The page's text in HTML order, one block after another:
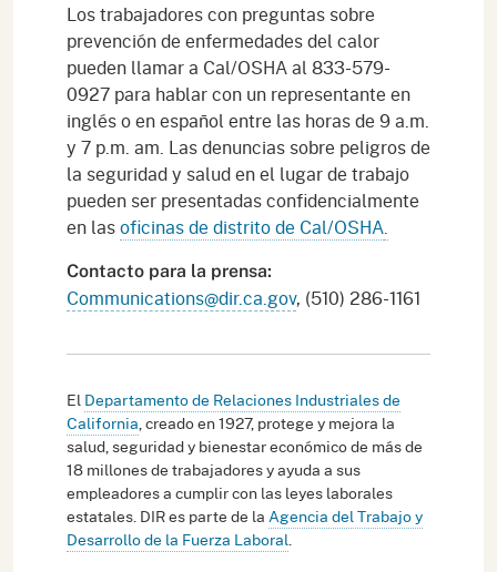
Los trabajadores con preguntas sobre
prevención de enfermedades del calor
pueden llamar a Cal/OSHA al 833-579-
0927 para hablar con un representante en
inglés o en español entre las horas de 9 a.m.
y 7 p.m. am. Las denuncias sobre peligros de
la seguridad y salud en el lugar de trabajo
pueden ser presentadas confidencialmente
en lasoficinas de distrito de Cal/OSHA.
Contacto para la prensa:
Communications@dir.ca.gov, (510) 286-1161
ElDepartamento de Relaciones Industriales de
California, creado en 1927, protege y mejora la
salud, seguridad y bienestar económico de más de
18 millones de trabajadores y ayuda a sus
empleadores a cumplir con las leyes laborales
estatales. DIR es parte de laAgencia del Trabajo y
Desarrollo de la Fuerza Laboral.